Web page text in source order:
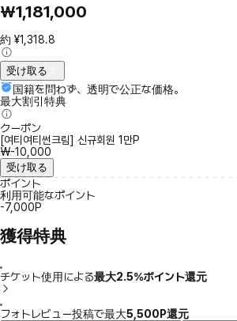
₩1,181,000
約 ¥1,318.8
受け取る
国籍を問わず、透明で公正な価格。
最大割引特典
クーポン
[여티여티썬크림] 신규회원 1만P
₩-10,000
受け取る
ポイント
利用可能なポイント
-7,000P
獲得特典
チケット使用による最大2.5％ポイント還元
フォトレビュー投稿で最大5,500P還元